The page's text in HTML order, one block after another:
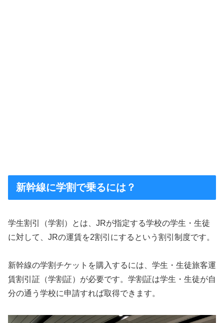
新幹線に学割で乗るには？
学生割引（学割）とは、JRが指定する学校の学生・生徒
に対して、JRの運賃を2割引にするという割引制度です。
新幹線の学割チケットを購入するには、学生・生徒旅客運
賃割引証（学割証）が必要です。学割証は学生・生徒が自
分の通う学校に申請すれば取得できます。